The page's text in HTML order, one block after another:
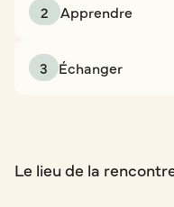
2 Apprendre
3 Échanger
Le lieu de la